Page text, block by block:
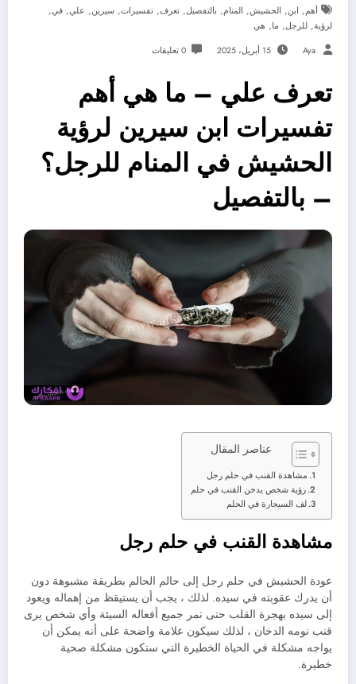
أهم, ابن, الحشيش, المنام, بالتفصيل, تعرف, تفسيرات, سيرين, علي, في,
لرؤية, للرجل, ما, هي
Aya 15 أبريل، 2025 0 تعليقات
تعرف علي – ما هي أهم
تفسيرات ابن سيرين لرؤية
الحشيش في المنام للرجل؟
– بالتفصيل
عناصر المقال
مشاهدة القنب في حلم رجل
رؤية شخص يدخن القنب في حلم
لف السيجارة في الحلم
مشاهدة القنب في حلم رجل
عودة الحشيش في حلم رجل إلى حالم الحالم بطريقة مشبوهة دون
أن يدرك عقوبته في سيده. لذلك ، يجب أن يستيقظ من إهماله ويعود
إلى سيده بهجرة القلب حتى تمر جميع أفعاله السيئة وأي شخص يرى
قنب نومه الدخان ، لذلك سيكون علامة واضحة على أنه يمكن أن
يواجه مشكلة في الحياة الخطيرة التي ستكون مشكلة صحية
خطيرة.